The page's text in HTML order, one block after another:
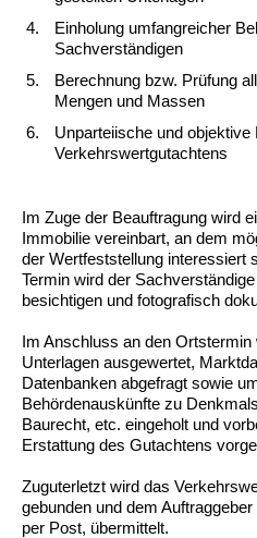
Einholung umfangreicher
Sachverständigen
Berechnung bzw. Prüfung
Mengen und Massen
Unparteiische und objektive
Verkehrswertgutachtens
Im Zuge der Beauftragung wird
Immobilie vereinbart, an dem
der Wertfeststellung interessiert
Termin wird der
besichtigen und fotografisch
Im Anschluss an den Ortstermin
Unterlagen ausgewertet,
Datenbanken abgefragt sowie
Behördenauskünfte zu
Baurecht, etc. eingeholt und
Erstattung des Gutachtens
Zuguterletzt wird das
gebunden und dem
per Post, übermittelt.